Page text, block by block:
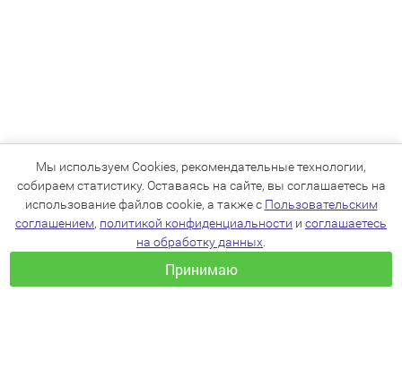
Мы используем Cookies, рекомендательные технологии,
собираем статистику. Оставаясь на сайте, вы соглашаетесь на
использование файлов cookie, а также с Пользовательским
соглашением, политикой конфиденциальности и соглашаетесь
на обработку данных
Принимаю